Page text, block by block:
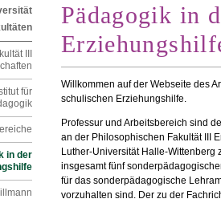
III
für
in der
Pädagogik in
Willkommen auf der Webseite des
schulischen Erziehungshilfe.
Professur und Arbeitsbereich sind
an der Philosophischen Fakultät III
Luther-Universität Halle-
insgesamt fünf
für das sonderpädagogische
vorzuhalten sind. Der zu der